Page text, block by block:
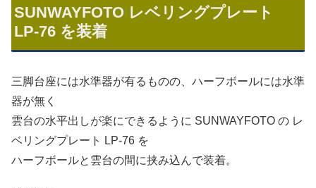
SUNWAYFOTO レベリングプレート
LP-76 を装着
三脚台座には水準器が有るものの、ハーフボールには水準
器が無く
雲台の水平出しが楽にできるように SUNWAYFOTO の レ
ベリングプレート LP-76 を
ハーフボールと雲台の間に挟み込んで装着。